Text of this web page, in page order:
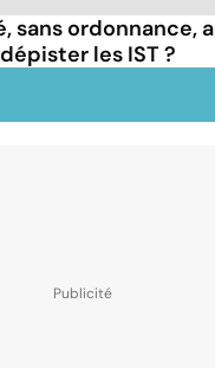
sans ordonnance,
les IST ?